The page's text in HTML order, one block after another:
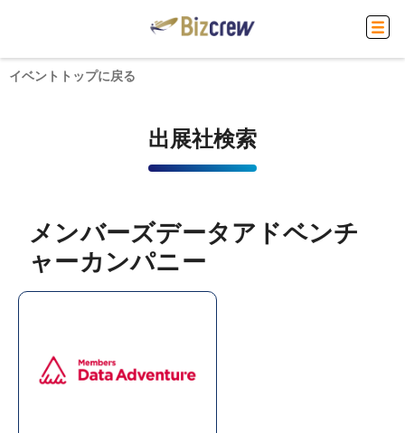
イベントトップに戻る
出展社検索
メンバーズデータアドベンチ
ャーカンパニー